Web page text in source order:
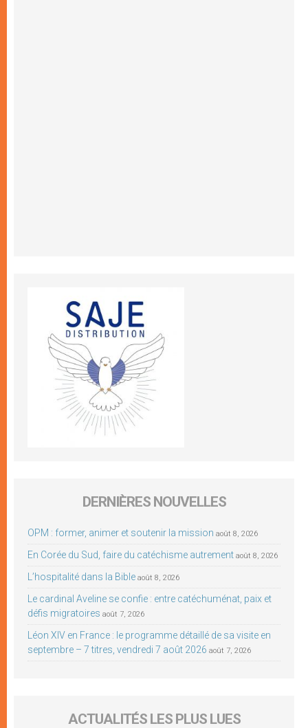
DERNIÈRES NOUVELLES
OPM : former, animer et soutenir la mission août 8, 2026
En Corée du Sud, faire du catéchisme autrement août 8, 2026
L’hospitalité dans la Bible août 8, 2026
Le cardinal Aveline se confie : entre catéchuménat, paix et
défis migratoires août 7, 2026
Léon XIV en France : le programme détaillé de sa visite en
septembre – 7 titres, vendredi 7 août 2026 août 7, 2026
ACTUALITÉS LES PLUS LUES